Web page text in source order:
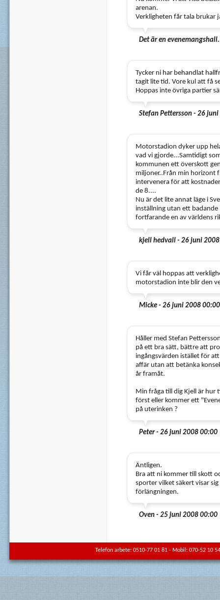
arenan.
Verkligheten får tala brukar
Det är en
Tycker ni har behandlat
tagit lite tid. Vore kul att få
Hoppas inte övriga partier
Stefan Pettersson - 26
Motorstadion dyker upp
vad vi gjorde...Samtidigt
kommunen ett överskott
miljoner..Från min horizont
intervenera för att
de 8....
Nu är det lite annat läge i
inställning utan ett badande
fortfarande en av världens
kjell hedvall - 26 juni
Vi får väl hoppas att
motorstadion inte blir den
Micke - 26 juni 2008 00:00
Håller med Stefan
på ett bra sätt, bättre att
ingångsvärden istället för
affär utan att betänka
år framåt.
Min fråga till dig Kjell är hur
först eller kommer ett
på uterinken ?
Peter - 26 juni 2008 00:00
Äntligen.
Bra att ni kommer till skott
sporter vilket säkert visar
förlängningen.
Oven - 25 juni 2008 00:00
Telefon arbete: 0510-77 01 81 - Mobil: 070-52 10